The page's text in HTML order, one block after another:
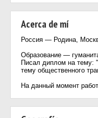
Acerca de mí
Россия — Родина,
Образование —
Писал диплом на тему:
тему общественного
На данный момент